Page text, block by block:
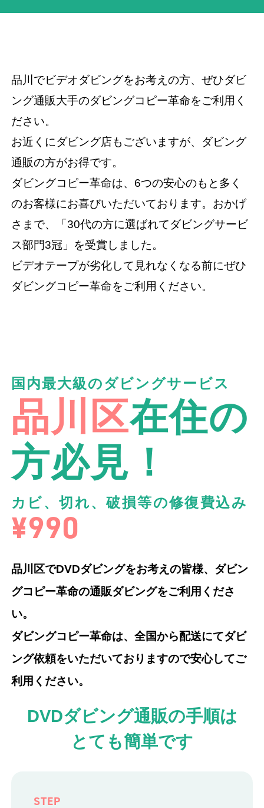
品川でビデオダビングをお考えの方、ぜひダビ
ング通販大手のダビングコピー革命をご利用く
ださい。
お近くにダビング店もございますが、ダビング
通販の方がお得です。
ダビングコピー革命は、6つの安心のもと多く
のお客様にお喜びいただいております。おかげ
さまで、「30代の方に選ばれてダビングサービ
ス部門3冠」を受賞しました。
ビデオテープが劣化して見れなくなる前にぜひ
ダビングコピー革命をご利用ください。
国内最大級のダビングサービス
品川区在住の
方必見！
カビ、切れ、破損等の修復費込み
¥990
品川区でDVDダビングをお考えの皆様、ダビン
グコピー革命の通販ダビングをご利用くださ
い。
ダビングコピー革命は、全国から配送にてダビ
ング依頼をいただいておりますので安心してご
利用ください。
DVDダビング通販の手順は
とても簡単です
STEP